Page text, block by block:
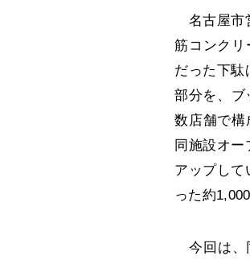
名古屋市
筋コンクリ
だった下駄
部分を、ブ
数店舗で構
同施設オ
アップして
った約
今回は、